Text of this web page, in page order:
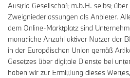
Austria Gesellschaft m.b.H. selbst über
Zweigniederlassungen als Anbieter.
dem Online-Marktplatz sind
monatliche Anzahl aktiver Nutzer der
in der Europäischen Union gemäß
Gesetzes über digitale Dienste bei
haben wir zur Ermittlung dieses